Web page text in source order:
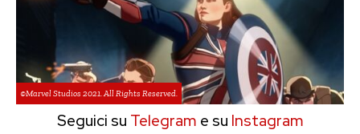
©Marvel Studios 2021. All Rights Reserved.
Seguici su Telegram e su Instagram